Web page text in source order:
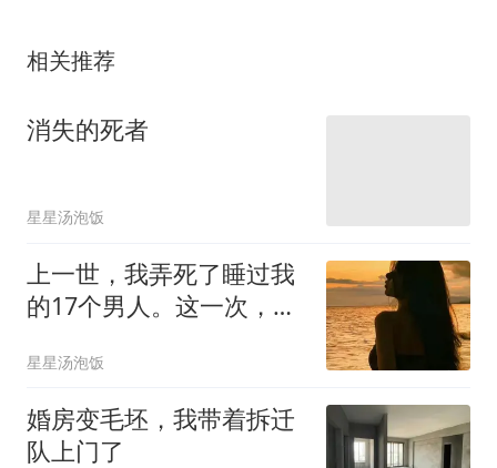
相关推荐
消失的死者
星星汤泡饭
上一世，我弄死了睡过我
的17个男人。这一次，他
星星汤泡饭
婚房变毛坯，我带着拆迁
队上门了